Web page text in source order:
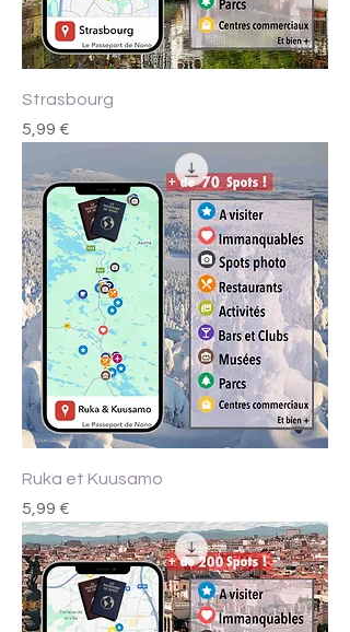
Strasbourg
Prix
5,99 €
Ruka et Kuusamo
Prix
5,99 €